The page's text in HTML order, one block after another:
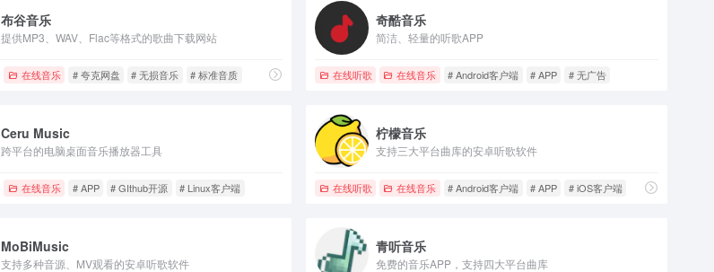
布谷音乐
提供MP3、WAV、Flac等格式的歌曲下载网站
在线音乐 # 夸克网盘 # 无损音乐 # 标准音质
奇酷音乐
简洁、轻量的听歌APP
在线听歌 在线音乐 # Android客户端 # APP # 无广告
Ceru Music
跨平台的电脑桌面音乐播放器工具
在线音乐 # APP # GIthub开源 # Linux客户端
柠檬音乐
支持三大平台曲库的安卓听歌软件
在线听歌 在线音乐 # Android客户端 # APP # iOS客户端
MoBiMusic
支持多种音源、MV观看的安卓听歌软件
青听音乐
免费的音乐APP，支持四大平台曲库